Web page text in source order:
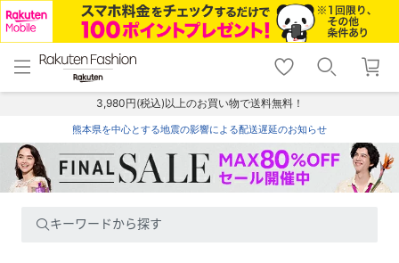
menu home
トップ
shopping_cart lock_outline
ログイン
3,980円(税込)以上のお買い物で送料無料！
熊本県を中心とする地震の影響による配送遅延のお知らせ
キーワードから探す